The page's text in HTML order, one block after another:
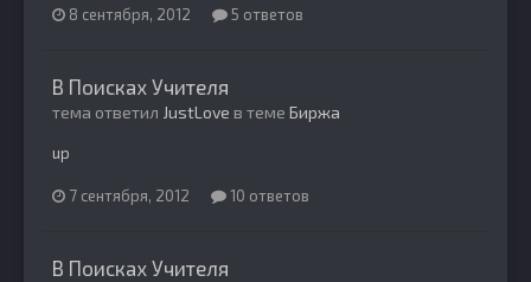
8 сентября, 2012 5 ответов
В Поисках Учителя
тема ответил JustLove в теме Биржа
up
7 сентября, 2012 10 ответов
В Поисках Учителя